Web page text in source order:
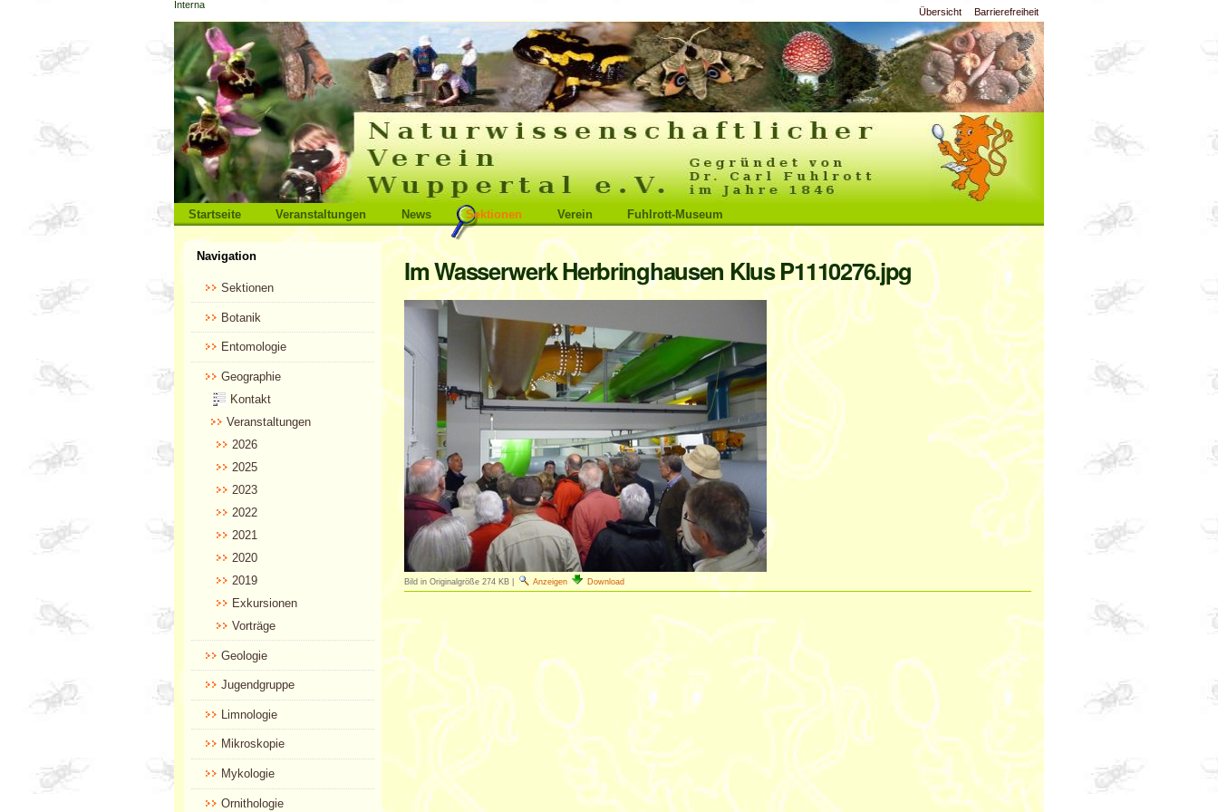
Direkt
zum
Inhalt
|
Direkt
zur
Navigation
Übersicht Barrierefreiheit
Sektionen
Startseite Veranstaltungen News Sektionen Verein Fuhlrott-Museum
Benutzerspezifische
Interna
Im Wasserwerk Herbringhausen Klus P1110276.jpg
Bild in Originalgröße 274 KB Anzeigen Download
Navigation
Sektionen
Botanik
Entomologie
Geographie
Kontakt
Veranstaltungen
2026
2025
2023
2022
2021
2020
2019
Exkursionen
Vorträge
Geologie
Jugendgruppe
Limnologie
Mikroskopie
Mykologie
Ornithologie